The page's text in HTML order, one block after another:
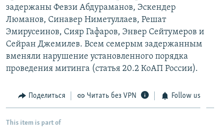
задержаны Февзи Абдураманов, Эскендер
Люманов, Синавер Ниметуллаев, Решат
Эмирусеинов, Сияр Гафаров, Энвер Сейтумеров и
Сейран Джемилев. Всем семерым задержанным
вменяли нарушение установленного порядка
проведения митинга (статья 20.2 КоАП России).
Поделиться Читать без VPN Follow us
This item is part of